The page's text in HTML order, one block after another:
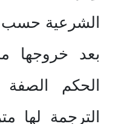
الشرعية حسب
بعد خروجها
الحكم
الترجمة لها